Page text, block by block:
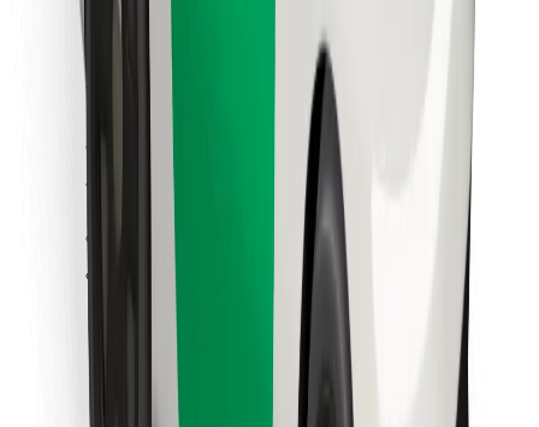
Ehdot
Lataa Bolt-sovellus
Löydä lempiruokasi!
Lataa Bolt Food -sovellus